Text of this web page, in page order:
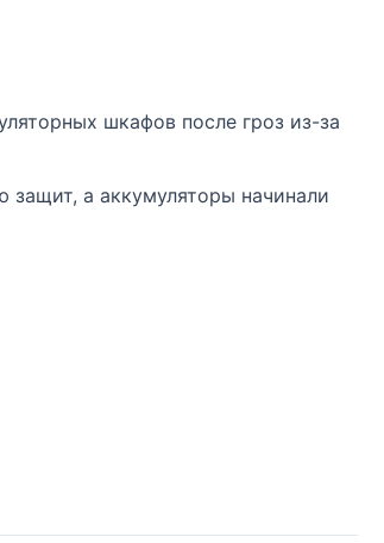
шкафов после гроз из-за
а аккумуляторы начинали